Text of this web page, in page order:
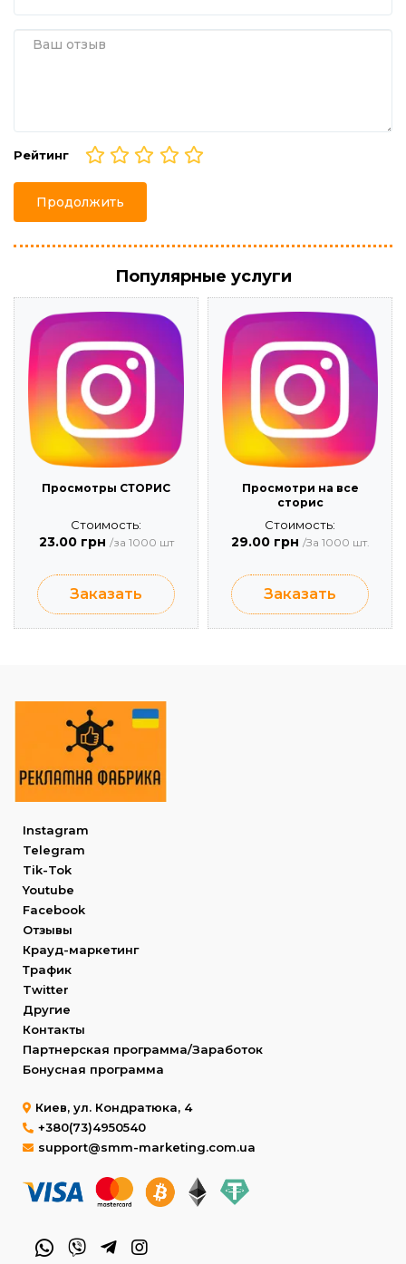
Рейтинг
Продолжить
Популярные услуги
Просмотры СТОРИС
Стоимость:
23.00 грн /за 1000 шт
Заказать
Просмотри на все
сторис
Стоимость:
29.00 грн /За 1000 шт.
Заказать
Instagram
Telegram
Tik-Tok
Youtube
Facebook
Отзывы
Крауд-маркетинг
Трафик
Twitter
Другие
Контакты
Партнерская программа/Заработок
Бонусная программа
Киев, ул. Кондратюка, 4
+380(73)4950540
support@smm-marketing.com.ua